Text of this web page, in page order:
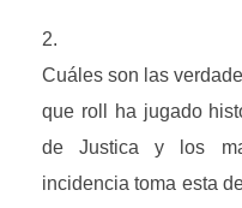
Cuáles son las
que roll ha jugado
de Justica y los
incidencia toma esta